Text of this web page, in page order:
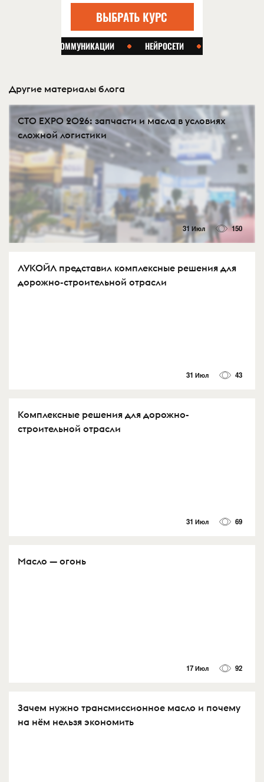
Другие материалы блога
СTO EXPO 2026: запчасти и масла в условиях
сложной логистики
31 Июл 150
ЛУКОЙЛ представил комплексные решения для
дорожно-строительной отрасли
31 Июл 43
Комплексные решения для дорожно-
строительной отрасли
31 Июл 69
Масло — огонь
17 Июл 92
Зачем нужно трансмиссионное масло и почему
на нём нельзя экономить